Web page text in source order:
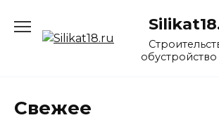
содержанию
Свежее